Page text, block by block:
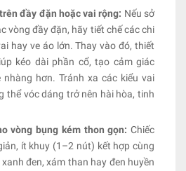
đầy đặn hoặc vai rộng: Nếu sở
vòng đầy đặn, hãy tiết chế các chi
hay ve áo lớn. Thay vào đó, thiết
kéo dài phần cổ, tạo cảm giác
hơn. Tránh xa các kiểu vai
thể vóc dáng trở nên hài hòa, tinh
vòng bụng kém thon gọn: Chiếc
ít khuy (1–2 nút) kết hợp cùng
đen, xám than hay đen huyền